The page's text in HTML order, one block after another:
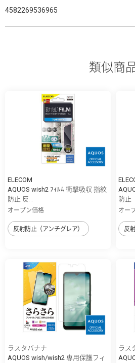
4582269536965
類似商
ELECOM
AQUOS wish2 ﾌｨﾙﾑ 衝撃吸収 指紋
防止 反...
オープン価格
反射防止（アンチグレア）
防止
オー
反
ラスタバナナ
AQUOS wish/wish2 専用保護フィ
ラス